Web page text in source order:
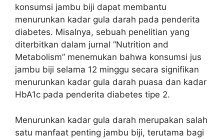
konsumsi jambu biji dapat membantu
menurunkan kadar gula darah pada penderita
diabetes. Misalnya, sebuah penelitian yang
diterbitkan dalam jurnal “Nutrition and
Metabolism” menemukan bahwa konsumsi jus
jambu biji selama 12 minggu secara signifikan
menurunkan kadar gula darah puasa dan kadar
HbA1c pada penderita diabetes tipe 2.
Menurunkan kadar gula darah merupakan salah
satu manfaat penting jambu biji, terutama bagi